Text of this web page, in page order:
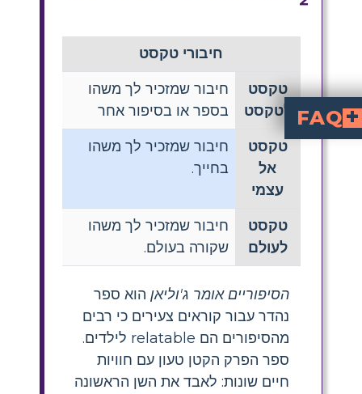
חיבורי טקסט
טקסט
לטקסט
חיבור שמזכיר לך משהו
בספר או בסיפור אחר
טקסט
אל
עצמי
חיבור שמזכיר לך משהו
בחייך.
טקסט
לעולם
חיבור שמזכיר לך משהו
שקורה בעולם.
הסיפוריים אומר ג'וליאן הוא ספר
נהדר עבור קוראים צעירים כי רבים
מהסיפורים הם relatable לילדים.
ספר הפרק הקטן טעון עם חוויות
חיים שונות: לאבד את השן הראשונה
FAQ